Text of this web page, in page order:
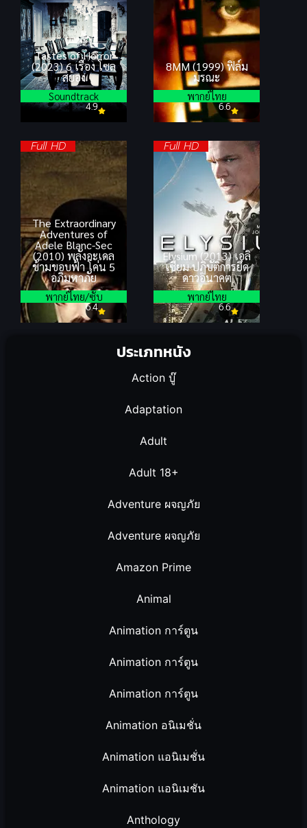
ประเภทหนัง
Action บู๊
Adaptation
Adult
Adult 18+
Adventure ผจญภัย
Adventure ผจญภัย
Amazon Prime
Animal
Animation การ์ตูน
Animation การ์ตูน
Animation การ์ตูน
Animation อนิเมชั่น
Animation แอนิเมชั่น
Animation แอนิเมชัน
Anthology
Tastes of Horror
(2023) 6 เรื่อง โซล
สยอง
4.9
Soundtrack
8MM (1999) ฟิล์ม
มรณะ
6.6
พากย์ไทย
Full HD
The Extraordinary
Adventures of
Adele Blanc-Sec
(2010) พลังอะเดล
ข้ามขอบฟ้า โค่น 5
อภิมหาภัย
6.4
พากย์ไทย/ซับ
Full HD
Elysium (2013) เอลิ
เซียม ปฏิบัติการยึด
ดาวอนาคต
6.6
พากย์ไทย